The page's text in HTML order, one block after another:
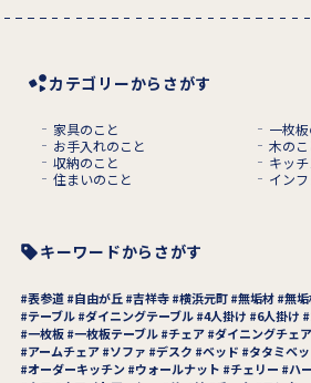
カテゴリーからさがす
家具のこと
一枚
お手入れのこと
木のこ
収納のこと
キッ
住まいのこと
イン
キーワードからさがす
表参道 自由が丘 吉祥寺 横浜元町 無垢材 無
テーブル ダイニングテーブル 4人掛け 6人掛け
一枚板 一枚板テーブル チェア ダイニングチェア
アームチェア
ソファ デスク ベッド タタミベ
オーダーキッチン
ウォールナット チェリー ハ